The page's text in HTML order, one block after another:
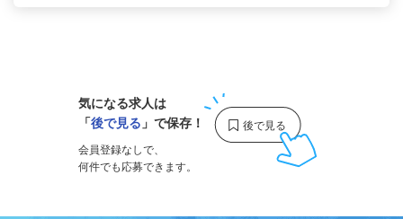
気になる求人は
「後で見る 」で保存！
会員登録なしで、
何件でも応募できます。